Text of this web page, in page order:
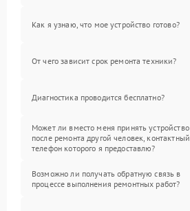
Как я узнаю, что мое устройство готово?
От чего зависит срок ремонта техники?
Диагностика проводится бесплатно?
Может ли вместо меня принять устройство
после ремонта другой человек, контактный
телефон которого я предоставлю?
Возможно ли получать обратную связь в
процессе выполнения ремонтных работ?